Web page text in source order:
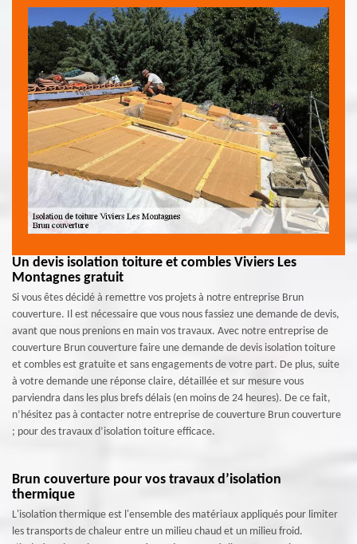
Un devis isolation toiture et combles Viviers Les
Montagnes gratuit
Si vous êtes décidé à remettre vos projets à notre entreprise Brun
couverture. Il est nécessaire que vous nous fassiez une demande de devis,
avant que nous prenions en main vos travaux. Avec notre entreprise de
couverture Brun couverture faire une demande de devis isolation toiture
et combles est gratuite et sans engagements de votre part. De plus, suite
à votre demande une réponse claire, détaillée et sur mesure vous
parviendra dans les plus brefs délais (en moins de 24 heures). De ce fait,
n’hésitez pas à contacter notre entreprise de couverture Brun couverture
; pour des travaux d’isolation toiture efficace.
Brun couverture pour vos travaux d’isolation
thermique
L'isolation thermique est l'ensemble des matériaux appliqués pour limiter
les transports de chaleur entre un milieu chaud et un milieu froid.